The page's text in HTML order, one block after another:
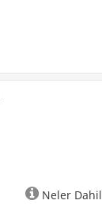
Neler Dahil